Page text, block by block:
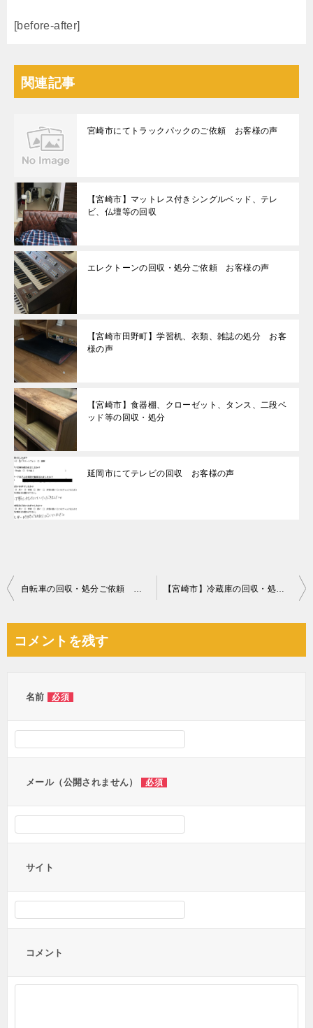
[before-after]
関連記事
宮崎市にてトラックパックのご依頼 お客様の声
【宮崎市】マットレス付きシングルベッド、テレ
ビ、仏壇等の回収
エレクトーンの回収・処分ご依頼 お客様の声
【宮崎市田野町】学習机、衣類、雑誌の処分 お客
様の声
【宮崎市】食器棚、クローゼット、タンス、二段ベ
ッド等の回収・処分
延岡市にてテレビの回収 お客様の声
投
ビ
自転車の回収・処分ご依頼 お客様の声 【宮崎市】冷蔵庫の回収・処分ご依頼 お客様の声
コメントを残す
名前 必須
メール（公開されません） 必須
サイト
コメント